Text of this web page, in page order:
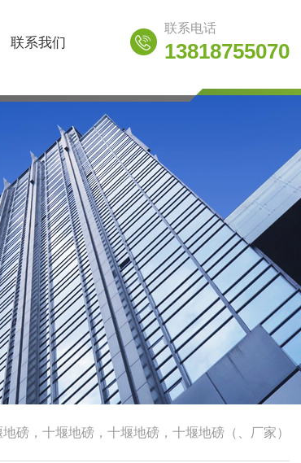
联系我们
联系电话
13818755070
地磅，十堰地磅，十堰地磅，十堰地磅（、厂家）